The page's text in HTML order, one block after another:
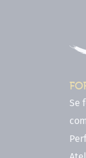
Se